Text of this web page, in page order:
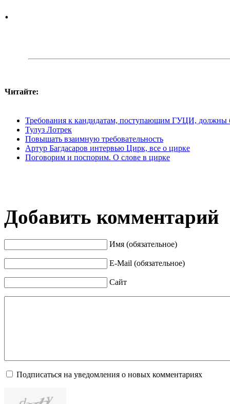
.
Читайте:
Требования к кандидатам, поступающим ГУЦИ, должны
Тулуз Лотрек
Повышать взаимную требовательность
Артур Багдасаров интервью Цирк, все о цирке
Поговорим и поспорим. О слове в цирке
Добавить комментарий
Имя (обязательное)
E-Mail (обязательное)
Сайт
Подписаться на уведомления о новых комментариях